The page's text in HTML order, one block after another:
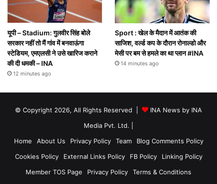
यूपी – Stadium: गुलवीर सिंह बोले
सरकार नहीं तो मैं गांव में बनवाऊंगा
स्टेडियम, एमएलसी ने उसे खारिज कराने
की दी धमकी – INA
12 minutes ago
Sport : खेल के मैदान में आतंक की
साजिश, वर्ल्ड कप के दौरान रोनाल्डो और
मेसी पर बम से हमले का था प्लान #INA
14 minutes ago
© Copyright 2026, All Rights Reserved |
INA News by INA
Media Pvt. Ltd.
Home
About Us Privacy Policy Team
Blog Comments Policy
Cookies Policy
External Links Policy FB Policy
Linking Policy
Member TOS Page
Privacy Policy Terms & Conditions